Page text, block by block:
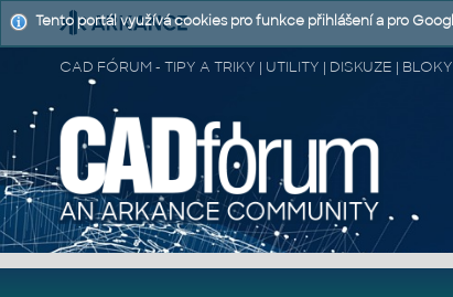
CAD FÓRUM - TIPY A TRIKY | UTILITY | DISKUZE |
Tento portál využívá cookies pro funkce přihlášení a pro